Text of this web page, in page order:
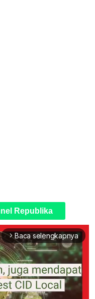
Republika
arrow_forward_ios Baca selengkapnya